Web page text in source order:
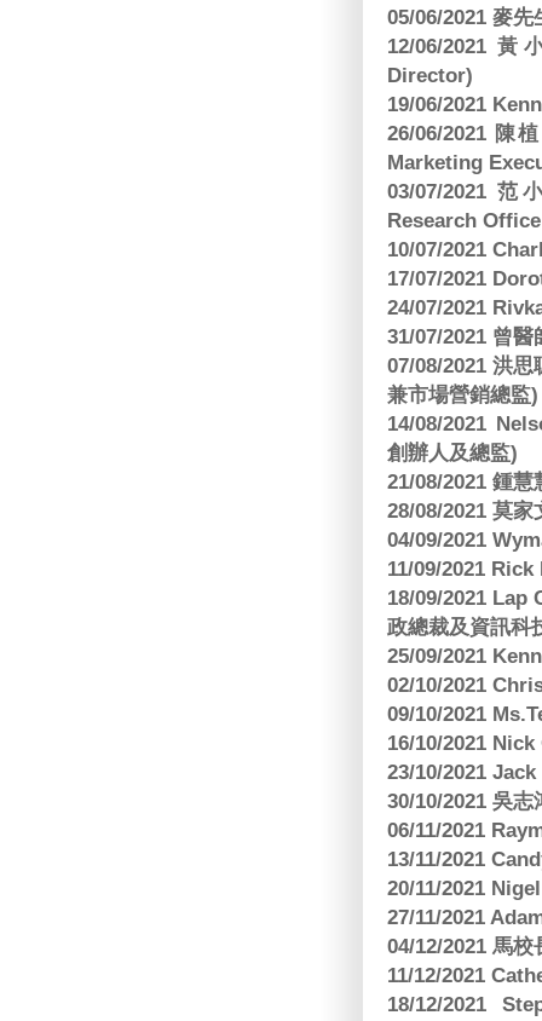
05/06/2021 麥
12/06/2021
Director)
19/06/2021
26/06/2021 陳
Marketing
03/07/2021 范
Research
10/07/2021
17/07/2021
24/07/2021
31/07/2021 曾
07/08/2021 洪
兼市場營銷總監)
14/08/2021
創辦人及總監)
21/08/2021 鍾
28/08/2021 莫
04/09/2021
11/09/2021
18/09/2021
政總裁及資訊科
25/09/2021
02/10/2021
09/10/2021
16/10/2021
23/10/2021
30/10/2021 吳
06/11/2021
13/11/2021
20/11/2021
27/11/2021
04/12/2021 馬
11/12/2021
18/12/2021